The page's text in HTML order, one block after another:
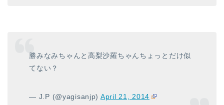
勝みなみちゃんと高梨沙羅ちゃんちょっとだけ似
てない？
— J.P (@yagisanjp) April 21, 2014